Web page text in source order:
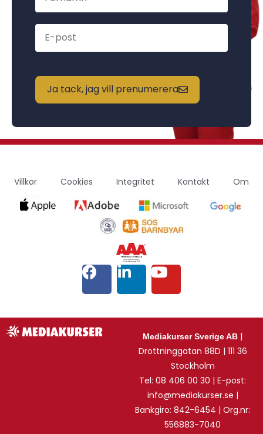
Ja tack, jag vill prenumerera
Villkor Cookies Integritet Kontakt Om
Mediakurser Sverige AB |
Drottninggatan 88D | 111 36
Stockholm
Tel: 08 406 00 30 | E-post:
info@mediakurser.se |
Bankgiro: 842-6454 | Org.nr:
556883-7040